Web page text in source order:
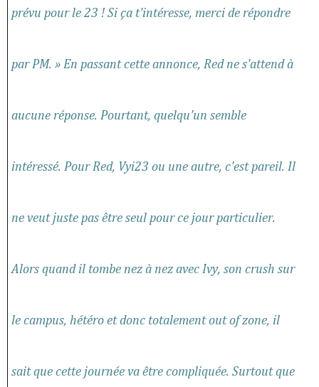
prévu pour le 23 ! Si ça t'intéresse, merci de répondre
par PM. » En passant cette annonce, Red ne s'attend à
aucune réponse. Pourtant, quelqu'un semble
intéressé. Pour Red, Vyi23 ou une autre, c'est pareil. Il
ne veut juste pas être seul pour ce jour particulier.
Alors quand il tombe nez à nez avec Ivy, son crush sur
le campus, hétéro et donc totalement out of zone, il
sait que cette journée va être compliquée. Surtout que